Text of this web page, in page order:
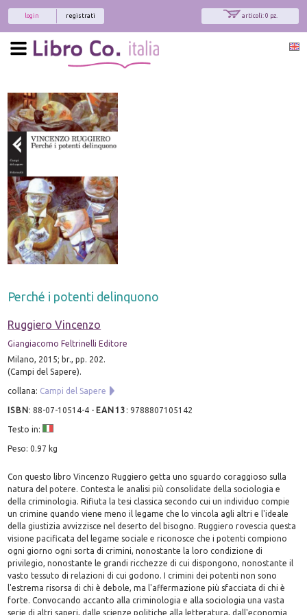
articoli: 0 pz.
registrati
login
Perché i potenti delinquono
Ruggiero Vincenzo
Giangiacomo Feltrinelli Editore
Milano, 2015; br., pp. 202.
(Campi del Sapere).
collana: Campi del Sapere
ISBN:88-07-10514-4 - EAN13 :9788807105142
Testo in:
Peso: 0.97 kg
Con questo libro Vincenzo Ruggiero getta uno sguardo coraggioso sulla
natura del potere. Contesta le analisi più consolidate della sociologia e
della criminologia. Rifiuta la tesi classica secondo cui un individuo compie
un crimine quando viene meno il legame che lo vincola agli altri e l'ideale
della giustizia avvizzisce nel deserto del bisogno. Ruggiero rovescia questa
visione pacificata del legame sociale e riconosce che i potenti compiono
ogni giorno ogni sorta di crimini, nonostante la loro condizione di
privilegio, nonostante le grandi ricchezze di cui dispongono, nonostante il
vasto tessuto di relazioni di cui godono. I crimini dei potenti non sono
l'estrema risorsa di chi è debole, ma l'affermazione più sfacciata di chi è
forte. Convocando accanto alla criminologia e alla sociologia una vasta
serie di altri saperi, dalle scienze politiche alla letteratura, dall'economia